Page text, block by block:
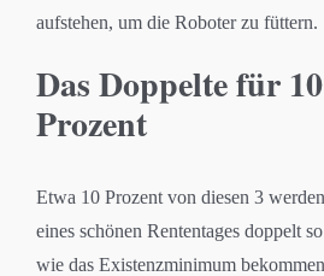
aufstehen, um die Roboter zu füttern.
Das Doppelte für 10
Prozent
Etwa 10 Prozent von diesen 3 werden
eines schönen Rententages doppelt
wie das Existenzminimum